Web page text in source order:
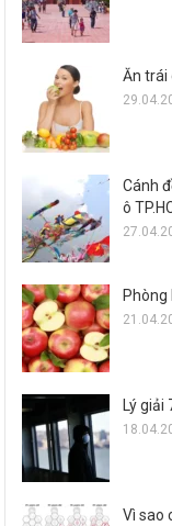
Ăn trái
Cánh
ô
Lý giải
Vì sao